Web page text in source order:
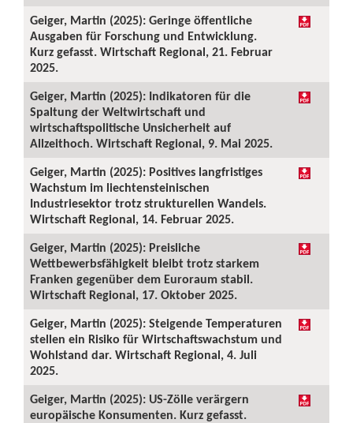
Geiger, Martin (2025): Geringe öffentliche
Ausgaben für Forschung und Entwicklung.
Kurz gefasst. Wirtschaft Regional, 21. Februar
2025.
Geiger, Martin (2025): Indikatoren für die
Spaltung der Weltwirtschaft und
wirtschaftspolitische Unsicherheit auf
Allzeithoch. Wirtschaft Regional, 9. Mai 2025.
Geiger, Martin (2025): Positives langfristiges
Wachstum im liechtensteinischen
Industriesektor trotz strukturellen Wandels.
Wirtschaft Regional, 14. Februar 2025.
Geiger, Martin (2025): Preisliche
Wettbewerbsfähigkeit bleibt trotz starkem
Franken gegenüber dem Euroraum stabil.
Wirtschaft Regional, 17. Oktober 2025.
Geiger, Martin (2025): Steigende Temperaturen
stellen ein Risiko für Wirtschaftswachstum und
Wohlstand dar. Wirtschaft Regional, 4. Juli
2025.
Geiger, Martin (2025): US-Zölle verärgern
europäische Konsumenten. Kurz gefasst.